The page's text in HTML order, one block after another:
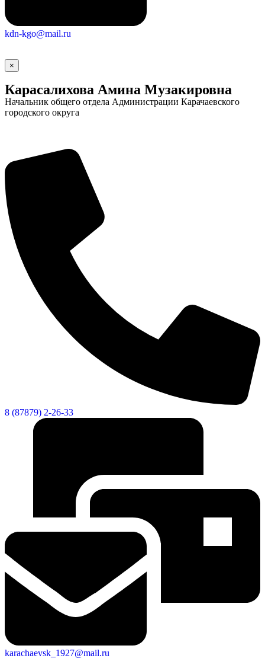
Городская Среда
kdn-kgo@mail.ru
×
Карасалихова Амина Музакировна
Начальник общего отдела Администрации Карачаевского
городского округа
8 (87879) 2-26-33
karachaevsk_1927@mail.ru